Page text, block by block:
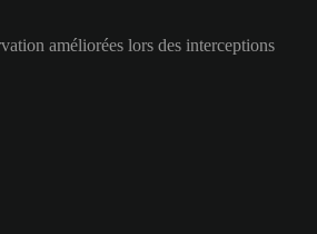
améliorées lors des interceptions